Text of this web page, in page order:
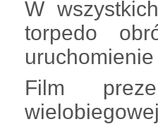
W
torpedo
Film